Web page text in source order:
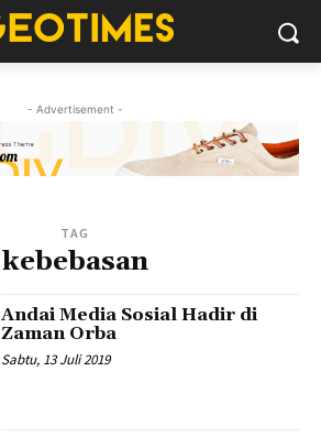
- Advertisement -
TAG
kebebasan
Andai Media Sosial Hadir di
Zaman Orba
Sabtu, 13 Juli 2019